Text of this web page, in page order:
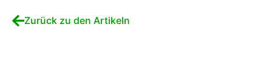
Zurück zu den Artikeln